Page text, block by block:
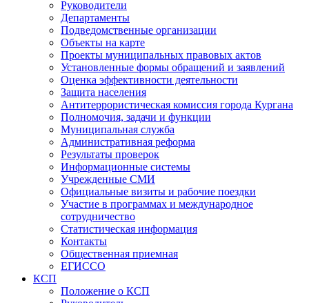
Руководители
Департаменты
Подведомственные организации
Объекты на карте
Проекты муниципальных правовых актов
Установленные формы обращений и заявлений
Оценка эффективности деятельности
Защита населения
Антитеррористическая комиссия города Кургана
Полномочия, задачи и функции
Муниципальная служба
Административная реформа
Результаты проверок
Информационные системы
Учрежденные СМИ
Официальные визиты и рабочие поездки
Участие в программах и международное
сотрудничество
Статистическая информация
Контакты
Общественная приемная
ЕГИССО
КСП
Положение о КСП